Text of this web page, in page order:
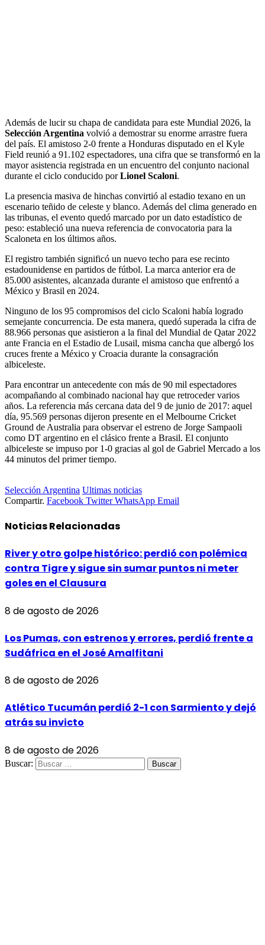
Además de lucir su chapa de candidata para este Mundial 2026, la
Selección Argentina volvió a demostrar su enorme arrastre fuera
del país. El amistoso 2-0 frente a Honduras disputado en el Kyle
Field reunió a 91.102 espectadores, una cifra que se transformó en la
mayor asistencia registrada en un encuentro del conjunto nacional
durante el ciclo conducido porLionel Scaloni.
La presencia masiva de hinchas convirtió al estadio texano en un
escenario teñido de celeste y blanco. Además del clima generado en
las tribunas, el evento quedó marcado por un dato estadístico de
peso: estableció una nueva referencia de convocatoria para la
Scaloneta en los últimos años.
El registro también significó un nuevo techo para ese recinto
estadounidense en partidos de fútbol. La marca anterior era de
85.000 asistentes, alcanzada durante el amistoso que enfrentó a
México y Brasil en 2024.
Ninguno de los 95 compromisos del ciclo Scaloni había logrado
semejante concurrencia. De esta manera, quedó superada la cifra de
88.966 personas que asistieron a la final del Mundial de Qatar 2022
ante Francia en el Estadio de Lusail, misma cancha que albergó los
cruces frente a México y Croacia durante la consagración
albiceleste.
Para encontrar un antecedente con más de 90 mil espectadores
acompañando al combinado nacional hay que retroceder varios
años. La referencia más cercana data del 9 de junio de 2017: aquel
día, 95.569 personas dijeron presente en el Melbourne Cricket
Ground de Australia para observar el estreno de Jorge Sampaoli
como DT argentino en el clásico frente a Brasil. El conjunto
albiceleste se impuso por 1-0 gracias al gol de Gabriel Mercado a los
44 minutos del primer tiempo.
Selección Argentina Ultimas noticias
Compartir. Facebook Twitter WhatsApp Email
NoticiasRelacionadas
River y otro golpe histórico: perdió con polémica
contra Tigre y sigue sin sumar puntos ni meter
goles en el Clausura
8 de agosto de 2026
Los Pumas, con estrenos y errores, perdió frente a
Sudáfrica en el José Amalfitani
8 de agosto de 2026
Atlético Tucumán perdió 2-1 con Sarmiento y dejó
atrás su invicto
8 de agosto de 2026
Buscar: